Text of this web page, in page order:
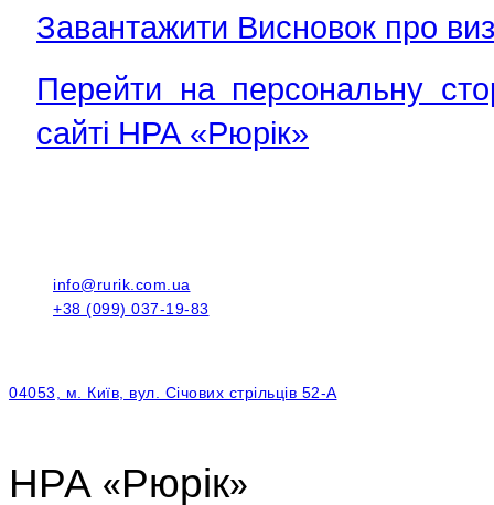
Завантажити Висновок про
Перейти на персональну
сайті НРА «Рюрік»
info@rurik.com.ua
+38 (099) 037-19-83
04053, м. Київ, вул. Січових стрільців 52-А
НРА «Рюрік»